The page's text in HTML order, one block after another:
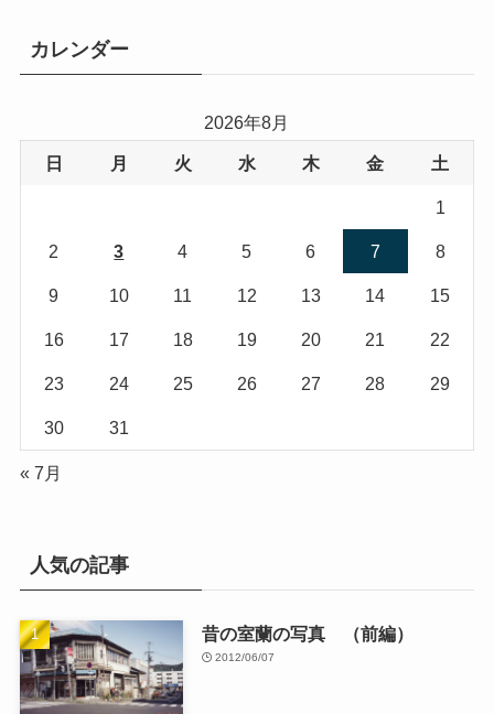
ー
カレンダー
2026年8月
日 月 火 水 木 金 土
1
2 3 4 5 6 7 8
9 10 11 12 13 14 15
16 17 18 19 20 21 22
23 24 25 26 27 28 29
30 31
« 7月
人気の記事
昔の室蘭の写真 （前編）
2012/06/07